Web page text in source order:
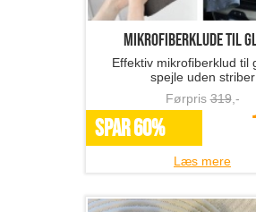
Mikrofiberklude til
Effektiv mikrofiberklud til
spejle uden striber
Førpris319,-
SPAR 60%
Læs mere